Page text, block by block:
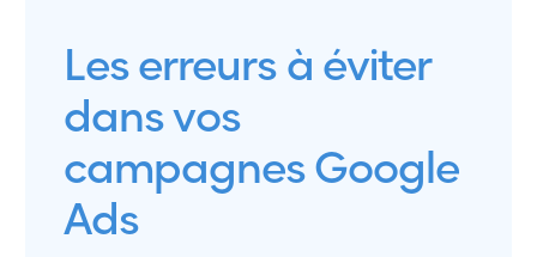
Les erreurs à éviter
dans vos
campagnes Google
Ads